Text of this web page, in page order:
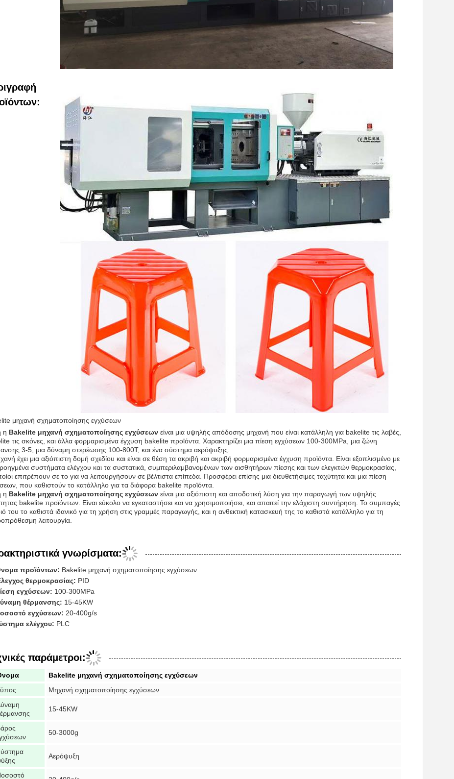
μηχανή σχηματοποίησης εγχύσεων
η Bakelite μηχανή σχηματοποίησης εγχύσεων είναι μια υψηλής απόδοσης μηχανή που είναι κατάλληλη για bakelite τις λαβές,
τις σκόνες, και άλλα φορμαρισμένα έγχυση bakelite προϊόντα. Χαρακτηρίζει μια πίεση εγχύσεων 100-300MPa, μια ζώνη
3-5, μια δύναμη στερέωσης 100-800T, και ένα σύστημα αερόψυξης.
έχει μια αξιόπιστη δομή σχεδίου και είναι σε θέση τα ακριβή και ακριβή φορμαρισμένα έγχυση προϊόντα. Είναι εξοπλισμένο με
συστήματα ελέγχου και τα συστατικά, συμπεριλαμβανομένων των αισθητήρων πίεσης και των ελεγκτών θερμοκρασίας,
επιτρέπουν σε το για να λειτουργήσουν σε βέλτιστα επίπεδα. Προσφέρει επίσης μια διευθετήσιμες ταχύτητα και μια πίεση
που καθιστούν το κατάλληλο για τα διάφορα bakelite προϊόντα.
η Bakelite μηχανή σχηματοποίησης εγχύσεων είναι μια αξιόπιστη και αποδοτική λύση για την παραγωγή των υψηλής
bakelite προϊόντων. Είναι εύκολο να εγκαταστήσει και να χρησιμοποιήσει, και απαιτεί την ελάχιστη συντήρηση. Το συμπαγές
του το καθιστά ιδανικό για τη χρήση στις γραμμές παραγωγής, και η ανθεκτική κατασκευή της το καθιστά κατάλληλο για τη
λειτουργία.
γνωρίσματα:
προϊόντων: Bakelite μηχανή σχηματοποίησης εγχύσεων
θερμοκρασίας: PID
εγχύσεων: 100-300MPa
θέρμανσης: 15-45KW
εγχύσεων: 20-400g/s
ελέγχου: PLC
παράμετροι:
Bakelite μηχανή σχηματοποίησης εγχύσεων
Μηχανή σχηματοποίησης εγχύσεων
15-45KW
50-3000g
Αερόψυξη